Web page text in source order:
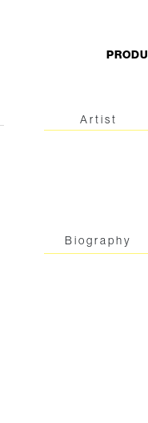
Artist
Biography